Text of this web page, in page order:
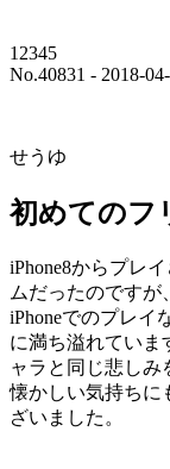
12345
No.40831 - 2018-
せうゆ
初めてのフ
iPhone8からプレ
ムだったのですが
iPhoneでのプレイ
に満ち溢れていま
ャラと同じ悲しみ
懐かしい気持ちに
ざいました。